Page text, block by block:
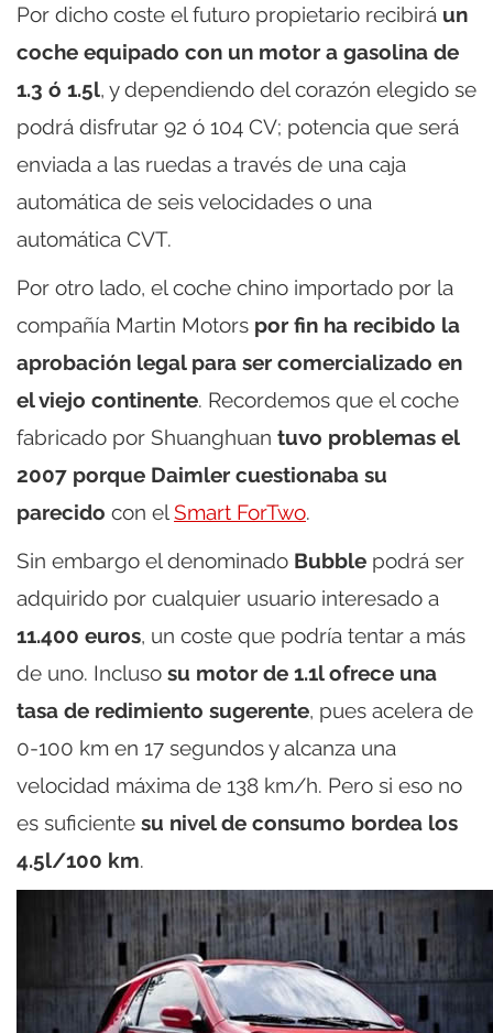
Por dicho coste el futuro propietario recibirá un
coche equipado con un motor a gasolina de
1.3 ó 1.5l, y dependiendo del corazón elegido se
podrá disfrutar 92 ó 104 CV; potencia que será
enviada a las ruedas a través de una caja
automática de seis velocidades o una
automática CVT.
Por otro lado, el coche chino importado por la
compañía Martin Motors por fin ha recibido la
aprobación legal para ser comercializado en
el viejo continente. Recordemos que el coche
fabricado por Shuanghuan tuvo problemas el
2007 porque Daimler cuestionaba su
parecido con elSmart ForTwo.
Sin embargo el denominado Bubble podrá ser
adquirido por cualquier usuario interesado a
11.400 euros, un coste que podría tentar a más
de uno. Incluso su motor de 1.1l ofrece una
tasa de redimiento sugerente, pues acelera de
0-100 km en 17 segundos y alcanza una
velocidad máxima de 138 km/h. Pero si eso no
es suficiente su nivel de consumo bordea los
4.5l/100 km.